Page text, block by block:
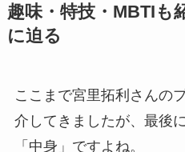
趣味・特技・MBTIも
に迫る
ここまで宮里拓利さんの
介してきましたが、最後
「中身」ですよね。